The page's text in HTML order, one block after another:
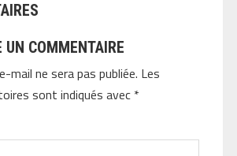
UN COMMENTAIRE
mail ne sera pas publiée. Les
sont indiqués avec *